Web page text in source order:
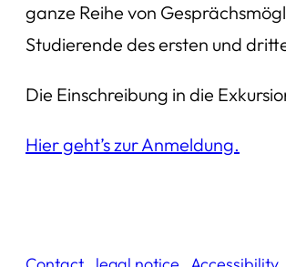
ganze Reihe von
Studierende des ersten und
Die Einschreibung in die
Hier geht’s zur Anmeldung.